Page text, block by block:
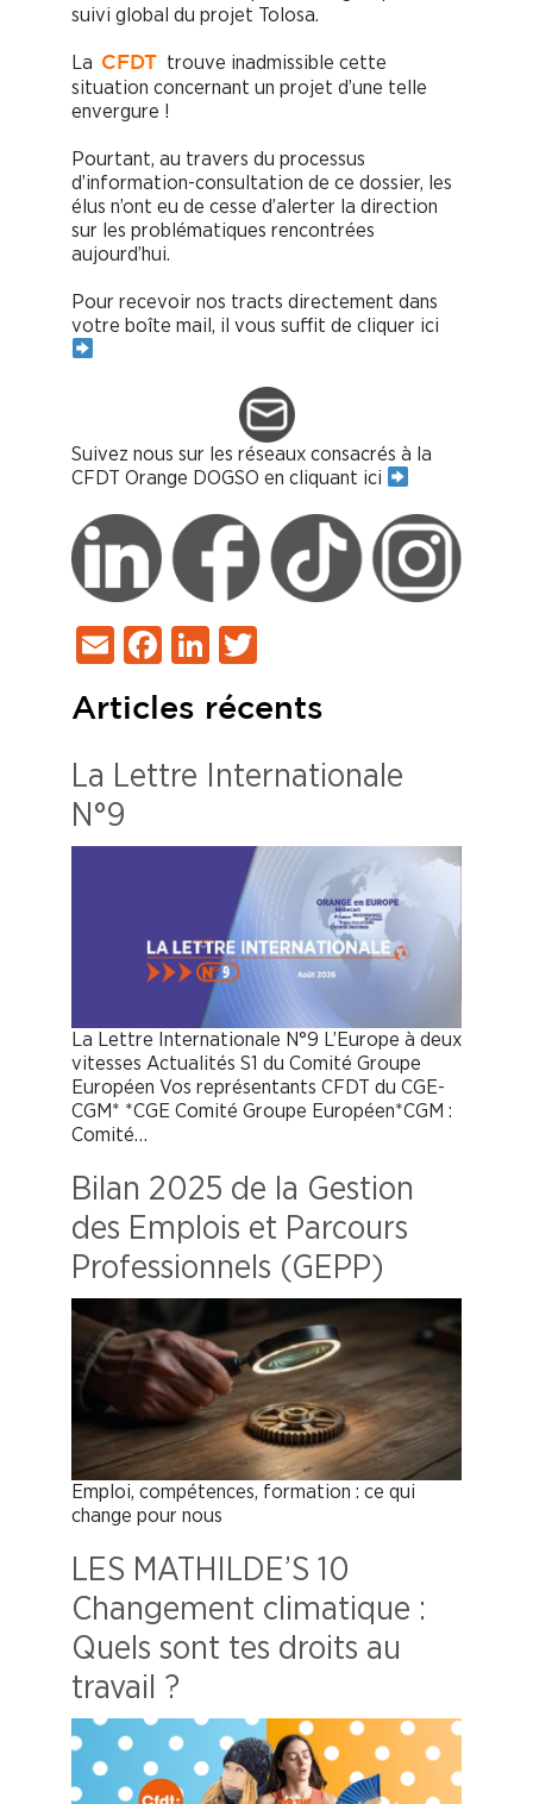
suivi global du projet Tolosa.
La CFDT
trouve inadmissible cette
situation concernant un projet d’une telle
envergure !
Pourtant, au travers du processus
d’information-consultation de ce dossier, les
élus n’ont eu de cesse d’alerter la direction
sur les problématiques rencontrées
aujourd’hui.
Pour recevoir nos tracts directement dans
votre boîte mail, il vous suffit de cliquer ici
Suivez nous sur les réseaux consacrés à la
CFDT Orange DOGSO en cliquant ici
EmailFacebook
LinkedIn
Articles récents
La Lettre Internationale
N°9
La Lettre Internationale N°9 L’Europe à deux
vitesses Actualités S1 du Comité Groupe
Européen Vos représentants CFDT du CGE-
CGM* *CGE Comité Groupe Européen*CGM :
Comité…
Bilan 2025 de la Gestion
des Emplois et Parcours
Professionnels (GEPP)
Emploi, compétences, formation : ce qui
change pour nous
LES MATHILDE’S 10
Changement climatique :
Quels sont tes droits au
travail ?